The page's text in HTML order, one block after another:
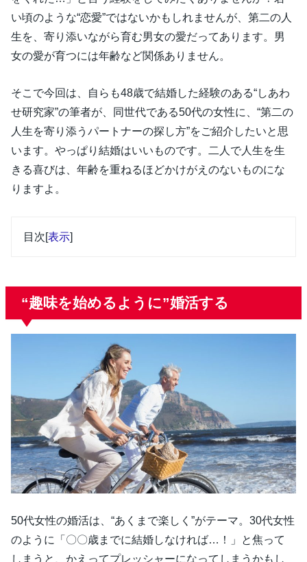
い頃のような“恋愛”ではないかもしれませんが、第二の人
生を、寄り添いながら育む男女の愛だってあります。男
女の愛が育つには年齢など関係ありません。
そこで今回は、自らも48歳で結婚した経験のある“しあわ
せ研究家”の筆者が、同世代である50代の女性に、“第二の
人生を寄り添うパートナーの探し方”をご紹介したいと思
います。やっぱり結婚はいいものです。二人で人生を生
きる喜びは、年齢を重ねるほどかけがえのないものにな
りますよ。
目次[表示]
“趣味を始めるように”婚活する
50代女性の婚活は、“あくまで楽しく”がテーマ。30代女性
のように「〇〇歳までに結婚しなければ…！」と焦って
しまうと、かえってプレッシャーになってしまうかもし